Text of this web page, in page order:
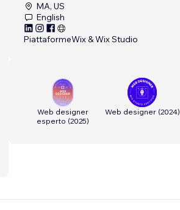
MA, US
English
PiattaformeWix & Wix Studio
Web designer
esperto (2025)
Web designer(2024)